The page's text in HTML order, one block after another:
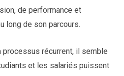
de performance et
long de son parcours.
processus récurrent, il semble
et les salariés puissent